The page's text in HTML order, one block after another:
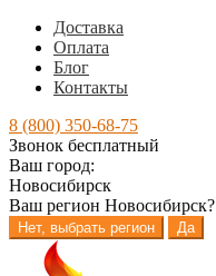
Доставка
Оплата
Блог
Контакты
8 (800) 350-68-75
Звонок бесплатный
Ваш город:
Новосибирск
Ваш регион Новосибирск?
Нет, выбрать регион Да
Перейти
Перейти